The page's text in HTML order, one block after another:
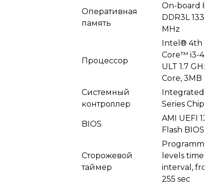
Оперативная
память
On-board
DDR3L 1333/
MHz
Процессор
Intel® 4th
Core™ i3-
ULT 1.7 GHz
Core, 3MB L2
Системный
контроллер
Integrated
Series Chipset
BIOS
AMI UEFI
Flash BIOS
Сторожевой
таймер
levels timer
interval, from
255 sec